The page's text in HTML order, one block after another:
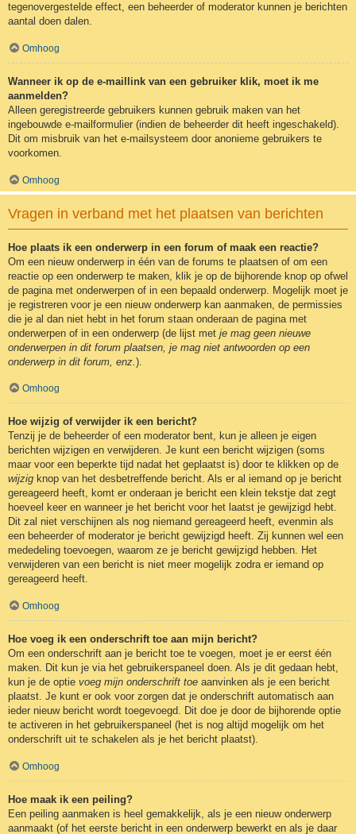
tegenovergestelde effect, een beheerder of moderator kunnen je berichten
aantal doen dalen.
Omhoog
Wanneer ik op de e-maillink van een gebruiker klik, moet ik me
aanmelden?
Alleen geregistreerde gebruikers kunnen gebruik maken van het
ingebouwde e-mailformulier (indien de beheerder dit heeft ingeschakeld).
Dit om misbruik van het e-mailsysteem door anonieme gebruikers te
voorkomen.
Omhoog
Vragen in verband met het plaatsen van berichten
Hoe plaats ik een onderwerp in een forum of maak een reactie?
Om een nieuw onderwerp in één van de forums te plaatsen of om een
reactie op een onderwerp te maken, klik je op de bijhorende knop op ofwel
de pagina met onderwerpen of in een bepaald onderwerp. Mogelijk moet je
je registreren voor je een nieuw onderwerp kan aanmaken, de permissies
die je al dan niet hebt in het forum staan onderaan de pagina met
onderwerpen of in een onderwerp (de lijst met je mag geen nieuwe
onderwerpen in dit forum plaatsen, je mag niet antwoorden op een
onderwerp in dit forum, enz. ).
Omhoog
Hoe wijzig of verwijder ik een bericht?
Tenzij je de beheerder of een moderator bent, kun je alleen je eigen
berichten wijzigen en verwijderen. Je kunt een bericht wijzigen (soms
maar voor een beperkte tijd nadat het geplaatst is) door te klikken op de
wijzig knop van het desbetreffende bericht. Als er al iemand op je bericht
gereageerd heeft, komt er onderaan je bericht een klein tekstje dat zegt
hoeveel keer en wanneer je het bericht voor het laatst je gewijzigd hebt.
Dit zal niet verschijnen als nog niemand gereageerd heeft, evenmin als
een beheerder of moderator je bericht gewijzigd heeft. Zij kunnen wel een
mededeling toevoegen, waarom ze je bericht gewijzigd hebben. Het
verwijderen van een bericht is niet meer mogelijk zodra er iemand op
gereageerd heeft.
Omhoog
Hoe voeg ik een onderschrift toe aan mijn bericht?
Om een onderschrift aan je bericht toe te voegen, moet je er eerst één
maken. Dit kun je via het gebruikerspaneel doen. Als je dit gedaan hebt,
kun je de optie voeg mijn onderschrift toe aanvinken als je een bericht
plaatst. Je kunt er ook voor zorgen dat je onderschrift automatisch aan
ieder nieuw bericht wordt toegevoegd. Dit doe je door de bijhorende optie
te activeren in het gebruikerspaneel (het is nog altijd mogelijk om het
onderschrift uit te schakelen als je het bericht plaatst).
Omhoog
Hoe maak ik een peiling?
Een peiling aanmaken is heel gemakkelijk, als je een nieuw onderwerp
aanmaakt (of het eerste bericht in een onderwerp bewerkt en als je daar